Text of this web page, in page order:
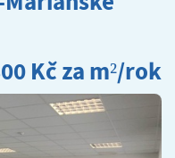
Kč za m²/rok